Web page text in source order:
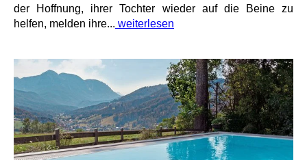
der Hoffnung, ihrer Tochter wieder auf die Beine zu
helfen, melden ihre... weiterlesen